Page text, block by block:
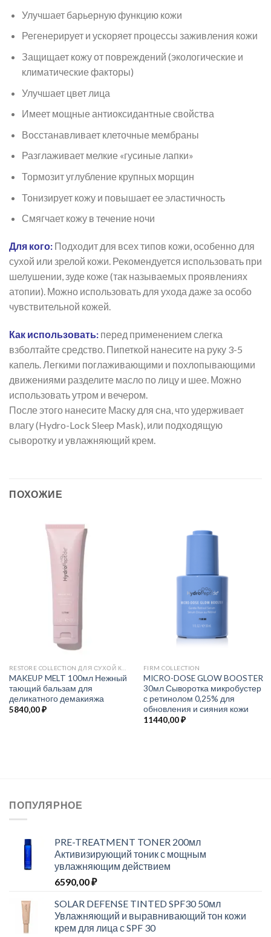
Улучшает барьерную функцию кожи
Регенерирует и ускоряет процессы заживления кожи
Защищает кожу от повреждений (экологические и
климатические факторы)
Улучшает цвет лица
Имеет мощные антиоксидантные свойства
Восстанавливает клеточные мембраны
Разглаживает мелкие «гусиные лапки»
Тормозит углубление крупных морщин
Тонизирует кожу и повышает ее эластичность
Смягчает кожу в течение ночи
Для кого: Подходит для всех типов кожи, особенно для
сухой или зрелой кожи. Рекомендуется использовать при
шелушении, зуде коже (так называемых проявлениях
атопии). Можно использовать для ухода даже за особо
чувствительной кожей.
Как использовать: перед применением слегка
взболтайте средство. Пипеткой нанесите на руку 3-5
капель. Легкими поглаживающими и похлопывающими
движениями разделите масло по лицу и шее. Можно
использовать утром и вечером.
После этого нанесите Маску для сна, что удерживает
влагу (Hydro-Lock Sleep Mask), или подходящую
сыворотку и увлажняющий крем.
ПОХОЖИЕ
MAKEUP MELT 100мл Нежный
тающий бальзам для
деликатного демакияжа
5840,00₽
FIRM COLLECTION
MICRO-DOSE GLOW BOOSTER
30мл Сыворотка микробустер
с ретинолом 0,25% для
обновления и сияния кожи
11440,00₽
ПОПУЛЯРНОЕ
PRE-TREATMENT TONER 200мл
Активизирующий тоник с мощным
увлажняющим действием
6590,00₽
SOLAR DEFENSE TINTED SPF30 50мл
Увлажняющий и выравнивающий тон кожи
крем для лица с SPF 30